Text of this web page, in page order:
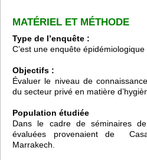
MATÉRIEL ET MÉTHODE
Type de l’enquête :
C’est une enquête
Objectifs :
Évaluer le niveau de
du secteur privé en matière
Population étudiée
Dans le cadre de séminaires
évaluées provenaient de
Marrakech.